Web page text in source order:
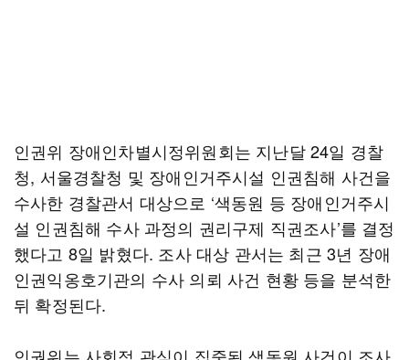
인권위 장애인차별시정위원회는 지난달 24일 경찰
청, 서울경찰청 및 장애인거주시설 인권침해 사건을
수사한 경찰관서 대상으로 ‘색동원 등 장애인거주시
설 인권침해 수사 과정의 권리구제 직권조사’를 결정
했다고 8일 밝혔다. 조사 대상 관서는 최근 3년 장애
인권익옹호기관의 수사 의뢰 사건 현황 등을 분석한
뒤 확정된다.